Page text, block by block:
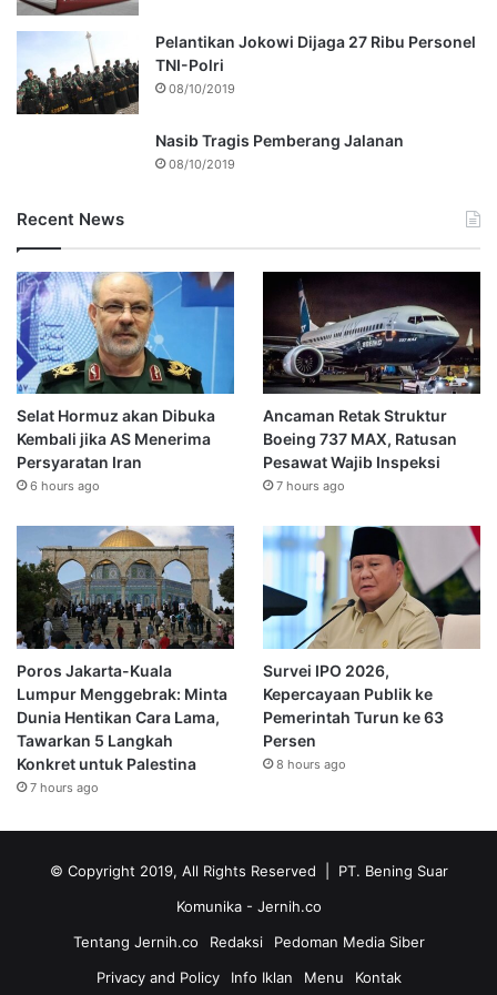
Pelantikan Jokowi Dijaga 27 Ribu Personel
TNI-Polri
08/10/2019
Nasib Tragis Pemberang Jalanan
08/10/2019
Recent News
Selat Hormuz akan Dibuka
Kembali jika AS Menerima
Persyaratan Iran
6 hours ago
Ancaman Retak Struktur
Boeing 737 MAX, Ratusan
Pesawat Wajib Inspeksi
7 hours ago
Poros Jakarta-Kuala
Lumpur Menggebrak: Minta
Dunia Hentikan Cara Lama,
Tawarkan 5 Langkah
Konkret untuk Palestina
7 hours ago
Survei IPO 2026,
Kepercayaan Publik ke
Pemerintah Turun ke 63
Persen
8 hours ago
© Copyright 2019, All Rights Reserved | PT. Bening Suar
Komunika - Jernih.co
Tentang Jernih.co
Redaksi
Pedoman Media Siber
Privacy and Policy
Info Iklan Menu Kontak